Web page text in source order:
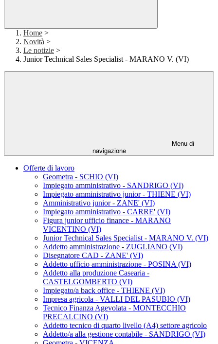
Home >
Novità >
Le notizie >
Junior Technical Sales Specialist - MARANO V. (VI)
Menu di
navigazione
Offerte di lavoro
Geometra - SCHIO (VI)
Impiegato amministrativo - SANDRIGO (VI)
Impiegato amministrativo junior - THIENE (VI)
Amministrativo junior - ZANE' (VI)
Impiegato amministrativo - CARRE' (VI)
Figura junior ufficio finance - MARANO
VICENTINO (VI)
Junior Technical Sales Specialist - MARANO V. (VI)
Addetto amministrazione - ZUGLIANO (VI)
Disegnatore CAD - ZANE' (VI)
Addetto ufficio amministrazione - POSINA (VI)
Addetto alla produzione Casearia -
CASTELGOMBERTO (VI)
Impiegato/a back office - THIENE (VI)
Impresa agricola - VALLI DEL PASUBIO (VI)
Tecnico Finanza Agevolata - MONTECCHIO
PRECALCINO (VI)
Addetto tecnico di quarto livello (A4) settore agricolo
Addetto/a alla gestione contabile - SANDRIGO (VI)